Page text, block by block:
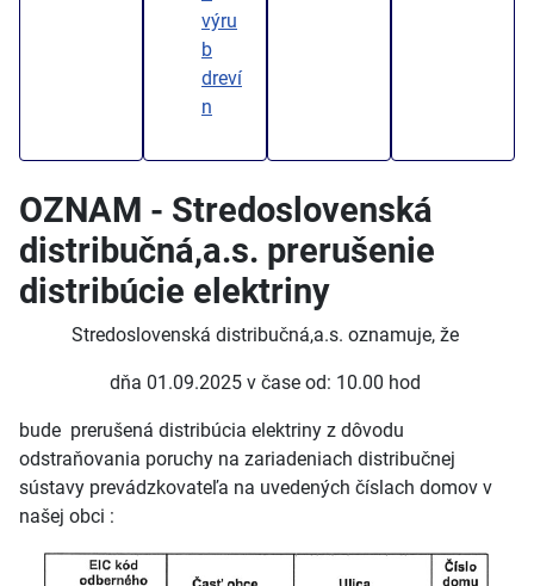
výru
b
dreví
n
OZNAM - Stredoslovenská
distribučná,a.s. prerušenie
distribúcie elektriny
Stredoslovenská distribučná,a.s. oznamuje, že
dňa 01.09.2025 v čase od: 10.00 hod
bude prerušená distribúcia elektriny z dôvodu
odstraňovania poruchy na zariadeniach distribučnej
sústavy prevádzkovateľa na uvedených číslach domov v
našej obci :